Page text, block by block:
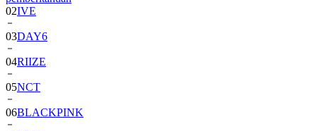
03DAY6
04RIIZE
05NCT
06BLACKPINK
07TWS